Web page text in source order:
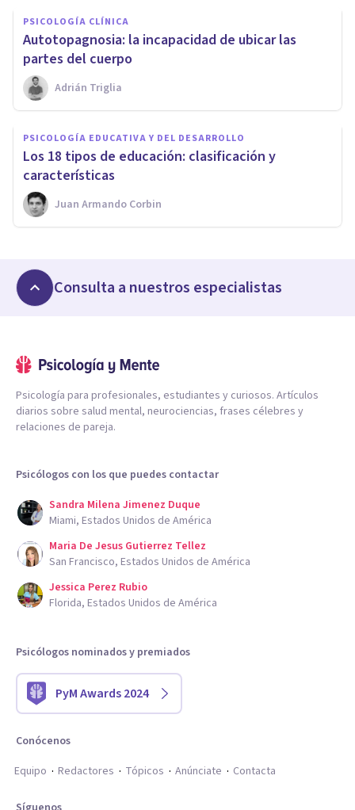
PSICOLOGÍA CLÍNICA
​Autotopagnosia: la incapacidad de ubicar las
partes del cuerpo
Adrián Triglia
PSICOLOGÍA EDUCATIVA Y DEL DESARROLLO
​Los 18 tipos de educación: clasificación y
características
Juan Armando Corbin
Consulta a nuestros especialistas
Psicología para profesionales, estudiantes y curiosos. Artículos
diarios sobre salud mental, neurociencias, frases célebres y
relaciones de pareja.
Psicólogos con los que puedes contactar
Sandra Milena Jimenez Duque
Miami, Estados Unidos de América
Maria De Jesus Gutierrez Tellez
San Francisco, Estados Unidos de América
Jessica Perez Rubio
Florida, Estados Unidos de América
Psicólogos nominados y premiados
PyM Awards 2024
Conócenos
Equipo
Redactores Tópicos Anúnciate Contacta